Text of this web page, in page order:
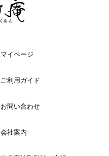
マイページ
ご利用ガイド
お問い合わせ
会社案内